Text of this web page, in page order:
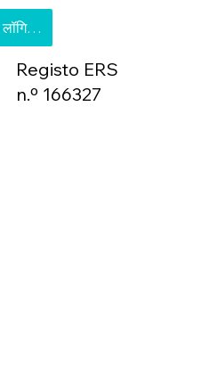
लॉगिन करें
Registo ERS
n.º 166327